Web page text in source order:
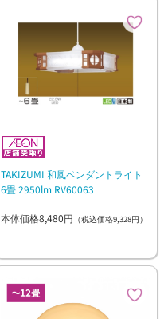
TAKIZUMI 和風ペンダントライト
6畳 2950lm RV60063
本体価格8,480円 （税込価格9,328円）